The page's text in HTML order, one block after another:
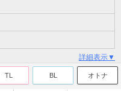
詳細表示▼
TL BL オトナ